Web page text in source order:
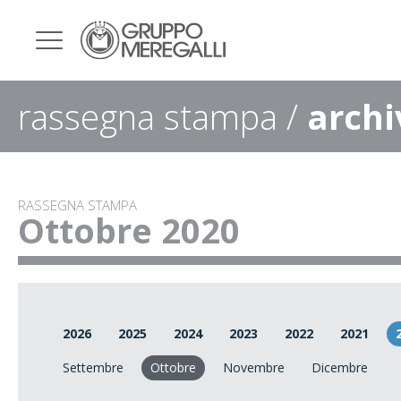
rassegna stampa /
RASSEGNA STAMPA
Ottobre 2020
2026 2025 2024 2023 2022 2021
Settembre
Ottobre Novembre Dicembre